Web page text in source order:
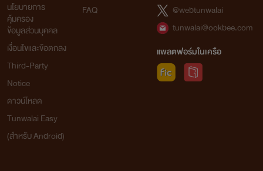
นโยบายการ
คุ้มครอง
ข้อมูลส่วนบุคคล
เงื่อนไขและข้อตกลง
Third-Party
Notice
ดาวน์โหลด
Tunwalai Easy
(สำหรับ Android)
FAQ
@webtunwalai
tunwalai@ookbee.com
แพลตฟอร์มในเครือ